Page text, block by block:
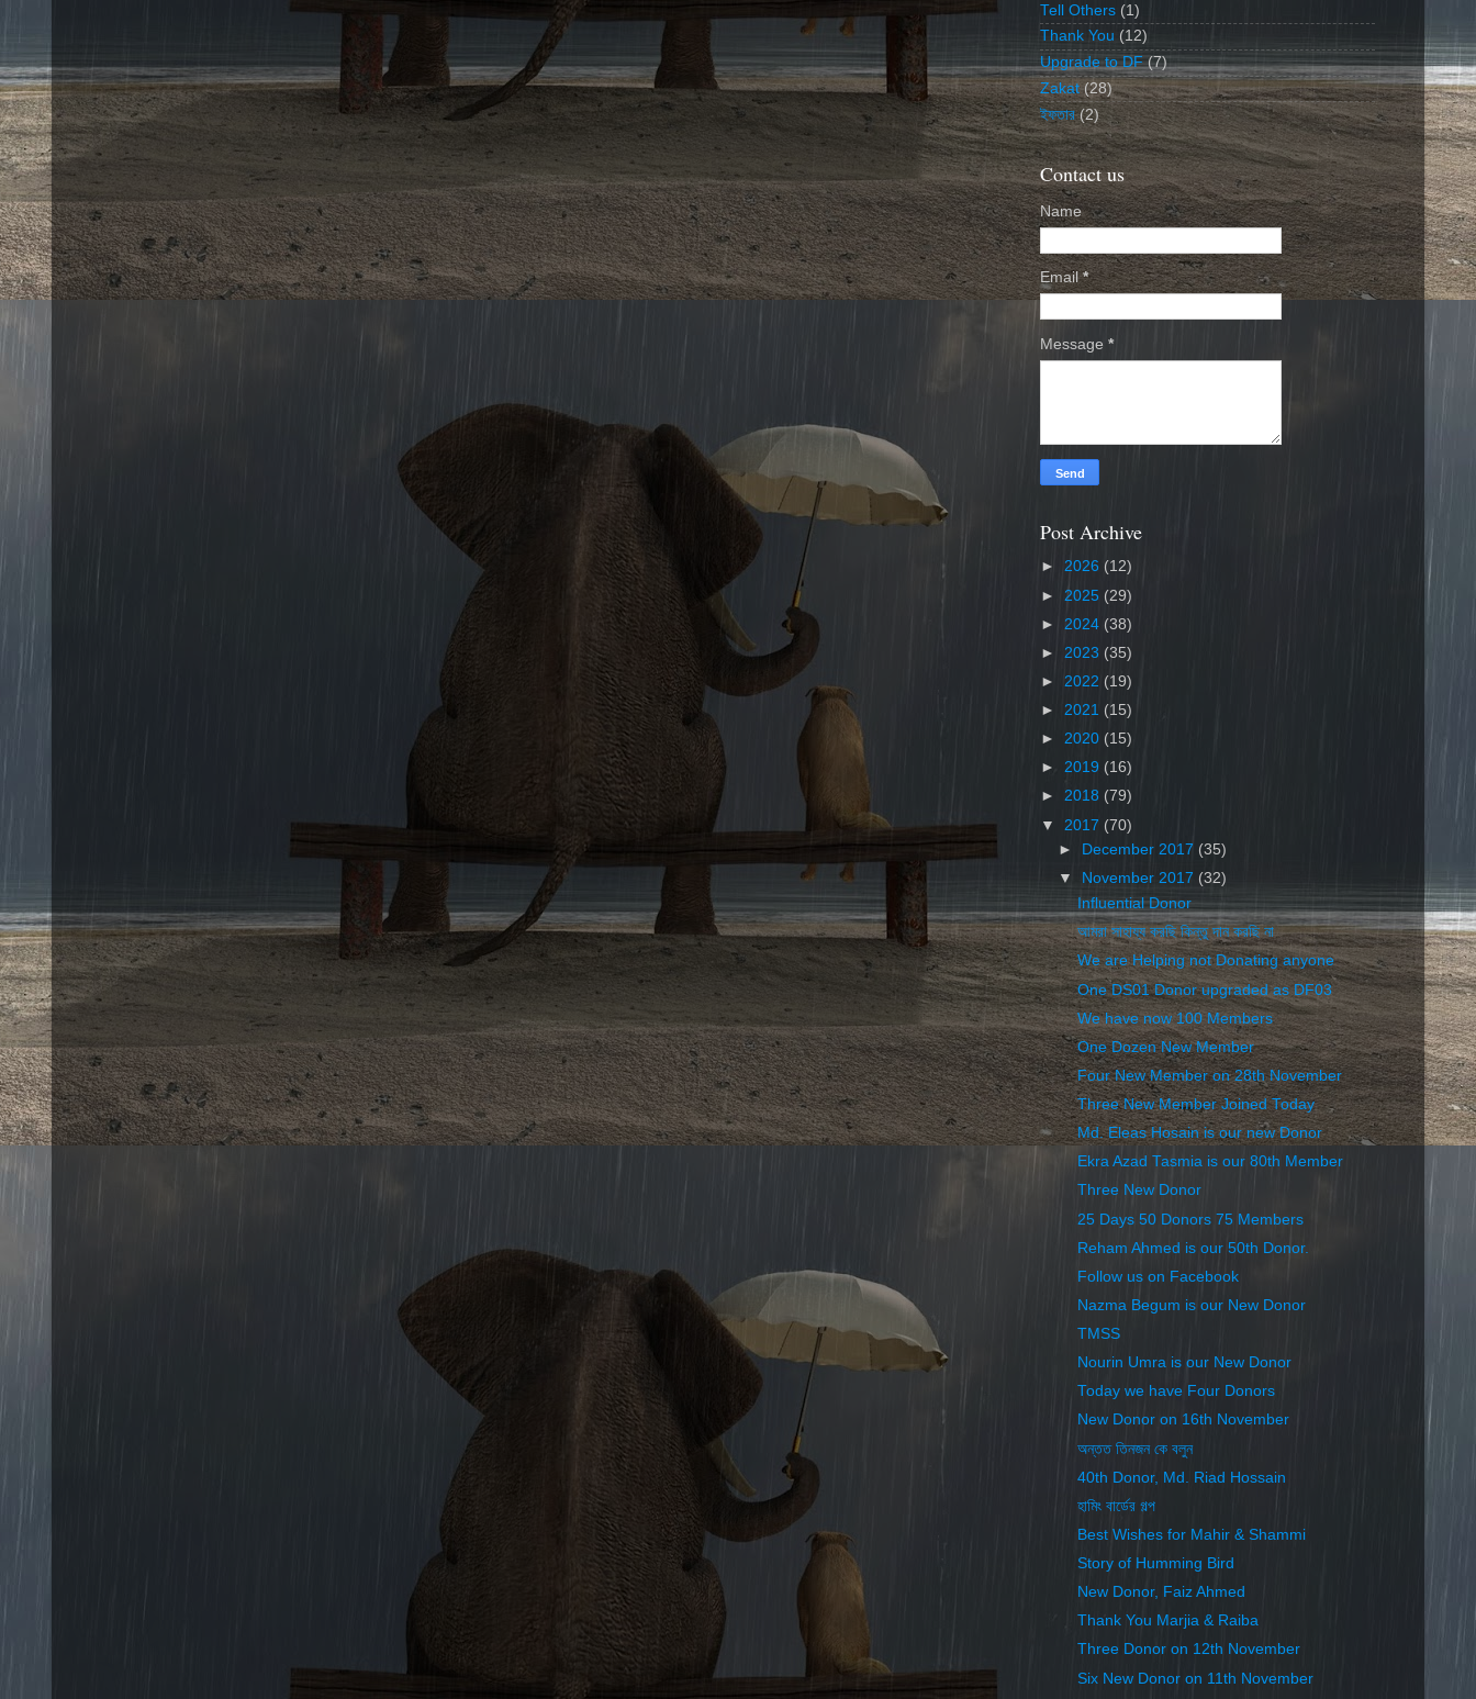
Tell Others (1)
Thank You (12)
Upgrade to DF (7)
Zakat (28)
ইফতার (2)
Contact us
Name
Email*
Message *
Post Archive
► 2026 (12)
► 2025 (29)
► 2024 (38)
► 2023 (35)
► 2022 (19)
► 2021 (15)
► 2020 (15)
► 2019 (16)
► 2018 (79)
▼ 2017 (70)
►
December 2017 (35)
▼
November 2017 (32)
Influential Donor
আমরা সাহায্য করছি কিন্তু দান করছি না
We are Helping not Donating anyone
One DS01 Donor upgraded as DF03
We have now 100 Members
One Dozen New Member
Four New Member on 28th November
Three New Member Joined Today
Md. Eleas Hosain is our new Donor
Ekra Azad Tasmia is our 80th Member
Three New Donor
25 Days 50 Donors 75 Members
Reham Ahmed is our 50th Donor.
Follow us on Facebook
Nazma Begum is our New Donor
TMSS
Nourin Umra is our New Donor
Today we have Four Donors
New Donor on 16th November
অন্তত তিনজন কে বলুন
40th Donor, Md. Riad Hossain
হামিং বার্ডের গল্প
Best Wishes for Mahir & Shammi
Story of Humming Bird
New Donor, Faiz Ahmed
Thank You Marjia & Raiba
Three Donor on 12th November
Six New Donor on 11th November